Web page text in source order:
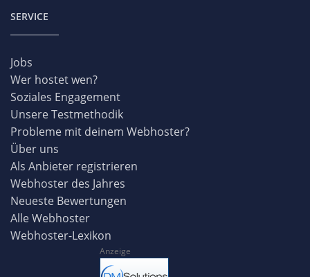
SERVICE
Jobs
Wer hostet wen?
Soziales Engagement
Unsere Testmethodik
Probleme mit deinem Webhoster?
Über uns
Als Anbieter registrieren
Webhoster des Jahres
Neueste Bewertungen
Alle Webhoster
Webhoster-Lexikon
Anzeige